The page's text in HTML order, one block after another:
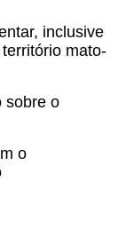
inclusive
mato-
sobre o
o